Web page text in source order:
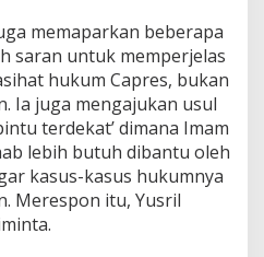
memaparkan beberapa
saran untuk memperjelas
hukum Capres, bukan
Ia juga mengajukan usul
terdekat’ dimana Imam
lebih butuh dibantu oleh
kasus-kasus hukumnya
Merespon itu, Yusril